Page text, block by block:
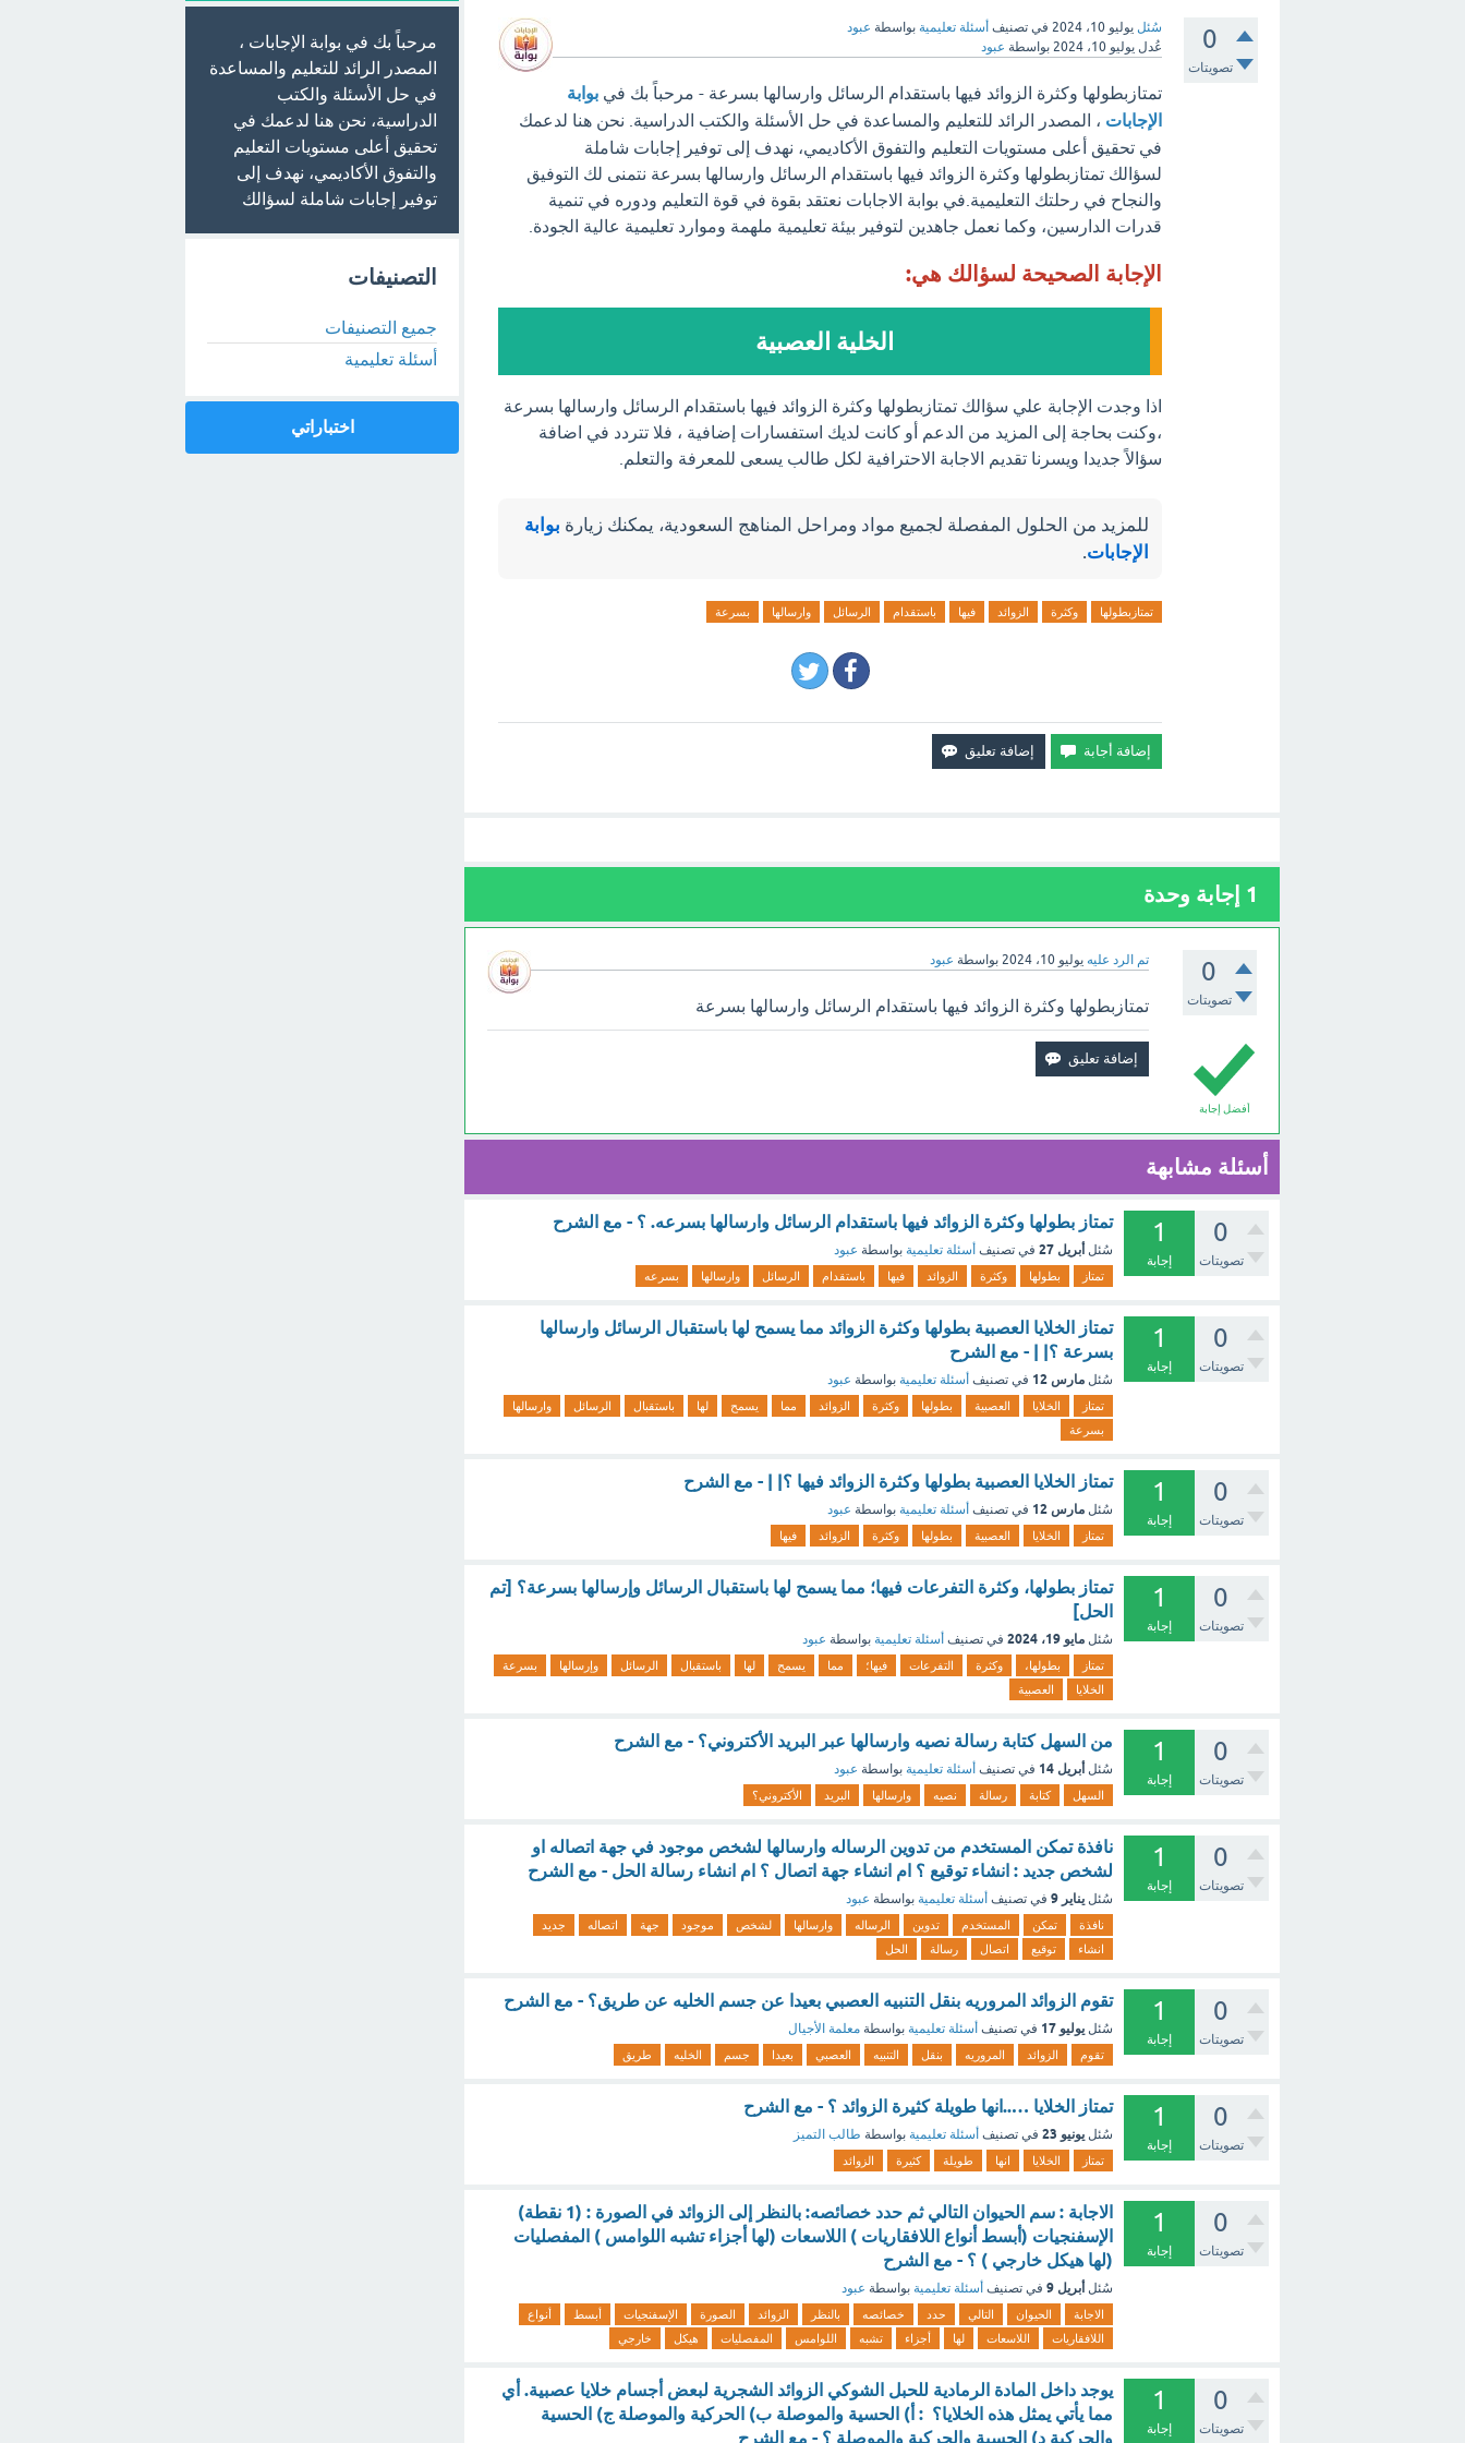
0
تصويتات
سُئل يوليو 10، 2024 في تصنيف أسئلة تعليمية بواسطة عبود
عُدل يوليو 10، 2024 بواسطة عبود
تمتازبطولها وكثرة الزوائد فيها باستقدام الرسائل وارسالها بسرعة - مرحباً بك في بوابة
الإجابات ، المصدر الرائد للتعليم والمساعدة في حل الأسئلة والكتب الدراسية. نحن هنا لدعمك
في تحقيق أعلى مستويات التعليم والتفوق الأكاديمي، نهدف إلى توفير إجابات شاملة
لسؤالك تمتازبطولها وكثرة الزوائد فيها باستقدام الرسائل وارسالها بسرعة نتمنى لك التوفيق
والنجاح في رحلتك التعليمية.في بوابة الاجابات نعتقد بقوة في قوة التعليم ودوره في تنمية
قدرات الدارسين، وكما نعمل جاهدين لتوفير بيئة تعليمية ملهمة وموارد تعليمية عالية الجودة.
الإجابة الصحيحة لسؤالك هي:
الخلية العصبية
اذا وجدت الإجابة علي سؤالك تمتازبطولها وكثرة الزوائد فيها باستقدام الرسائل وارسالها بسرعة
،وكنت بحاجة إلى المزيد من الدعم أو كانت لديك استفسارات إضافية ، فلا تتردد في اضافة
سؤالاً جديدا ويسرنا تقديم الاجابة الاحترافية لكل طالب يسعى للمعرفة والتعلم.
للمزيد من الحلول المفصلة لجميع مواد ومراحل المناهج السعودية، يمكنك زيارة بوابة
الإجابات.
تمتازبطولها وكثرة الزوائد فيها باستقدام الرسائل وارسالها بسرعة
1 إجابة وحدة
0
تصويتات
تم الرد عليه يوليو 10، 2024 بواسطة عبود
أفضل إجابة
تمتازبطولها وكثرة الزوائد فيها باستقدام الرسائل وارسالها بسرعة
أسئلة مشابهة
0
تصويتات
1
إجابة
تمتاز بطولها وكثرة الزوائد فيها باستقدام الرسائل وارسالها بسرعه. ؟ - مع الشرح
سُئل أبريل 27 في تصنيف أسئلة تعليمية بواسطة عبود
تمتاز بطولها وكثرة الزوائد فيها باستقدام الرسائل وارسالها بسرعه
0
تصويتات
1
إجابة
تمتاز الخلايا العصبية بطولها وكثرة الزوائد مما يسمح لها باستقبال الرسائل وارسالها
بسرعة ؟| | - مع الشرح
سُئل مارس 12 في تصنيف أسئلة تعليمية بواسطة عبود
تمتاز الخلايا العصبية بطولها وكثرة الزوائد مما يسمح لها باستقبال الرسائل
وارسالها
بسرعة
0
تصويتات
1
إجابة
تمتاز الخلايا العصبية بطولها وكثرة الزوائد فيها ؟| | - مع الشرح
سُئل مارس 12 في تصنيف أسئلة تعليمية بواسطة عبود
تمتاز الخلايا العصبية بطولها وكثرة الزوائد فيها
0
تصويتات
1
إجابة
تمتاز بطولها، وكثرة التفرعات فيها؛ مما يسمح لها باستقبال الرسائل وإرسالها بسرعة؟ [تم
الحل]
سُئل مايو 19، 2024 في تصنيف أسئلة تعليمية بواسطة عبود
تمتاز بطولها، وكثرة التفرعات فيها؛ مما يسمح لها باستقبال الرسائل وإرسالها
بسرعة
الخلايا
العصبية
0
تصويتات
1
إجابة
من السهل كتابة رسالة نصيه وارسالها عبر البريد الأكتروني؟ - مع الشرح
سُئل أبريل 14 في تصنيف أسئلة تعليمية بواسطة عبود
السهل كتابة رسالة نصيه وارسالها البريد الأكتروني؟
0
تصويتات
1
إجابة
نافذة تمكن المستخدم من تدوين الرساله وارسالها لشخص موجود في جهة اتصاله او
لشخص جديد : انشاء توقيع ؟ ام انشاء جهة اتصال ؟ ام انشاء رسالة الحل - مع الشرح
سُئل يناير 9 في تصنيف أسئلة تعليمية بواسطة عبود
نافذة تمكن المستخدم تدوين الرساله وارسالها لشخص موجود جهة اتصاله
جديد
انشاء
توقيع اتصال رسالة الحل
0
تصويتات
1
إجابة
تقوم الزوائد المروريه بنقل التنبيه العصبي بعيدا عن جسم الخليه عن طريق؟ - مع الشرح
سُئل يوليو 17 في تصنيف أسئلة تعليمية بواسطة معلمة الأجيال
تقوم الزوائد المروريه بنقل التنبيه العصبي بعيدا جسم الخليه طريق
0
تصويتات
1
إجابة
تمتاز الخلايا …..انها طويلة كثيرة الزوائد ؟ - مع الشرح
سُئل يونيو 23 في تصنيف أسئلة تعليمية بواسطة طالب التميز
تمتاز الخلايا انها طويلة كثيرة الزوائد
0
تصويتات
1
إجابة
الاجابة : سم الحيوان التالي ثم حدد خصائصه: بالنظر إلى الزوائد في الصورة : (1 نقطة)
الإسفنجيات (أبسط أنواع اللافقاريات ) اللاسعات (لها أجزاء تشبه اللوامس ) المفصليات
(لها هيكل خارجي ) ؟ - مع الشرح
سُئل أبريل 9 في تصنيف أسئلة تعليمية بواسطة عبود
الاجابة الحيوان التالي حدد خصائصه بالنظر الزوائد الصورة الإسفنجيات أبسط
أنواع
اللافقاريات
اللاسعات لها أجزاء تشبه اللوامس المفصليات هيكل خارجي
0
تصويتات
1
إجابة
يوجد داخل المادة الرمادية للحبل الشوكي الزوائد الشجرية لبعض أجسام خلايا عصبية. أي
مما يأتي يمثل هذه الخلايا؟ : أ) الحسية والموصلة ب) الحركية والموصلة ج) الحسية
والحركية د) الحسية والحركية والموصلة ؟ - مع الشرح
مرحباً بك في بوابة الإجابات ،
المصدر الرائد للتعليم والمساعدة
في حل الأسئلة والكتب
الدراسية، نحن هنا لدعمك في
تحقيق أعلى مستويات التعليم
والتفوق الأكاديمي، نهدف إلى
توفير إجابات شاملة لسؤالك
التصنيفات
جميع التصنيفات
أسئلة تعليمية
اختباراتي